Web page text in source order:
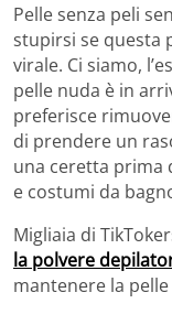
Pelle senza peli
stupirsi se questa
virale. Ci siamo,
pelle nuda è in
preferisce
di prendere un
una ceretta prima
e costumi da
Migliaia di
la polvere
mantenere la pelle